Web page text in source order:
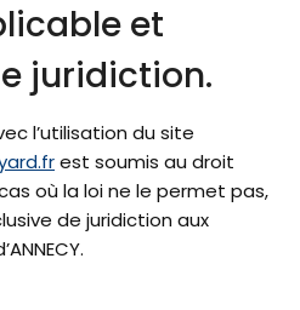
et
juridiction.
l’utilisation du site
est soumis au droit
où la loi ne le permet pas,
de juridiction aux